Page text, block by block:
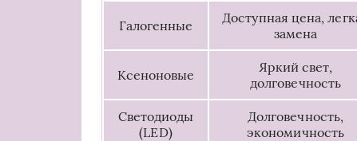
Галогенные
Доступная цена,
замена
Ксеноновые
Яркий свет,
долговечность
Светодиоды
(LED)
Долговечность,
экономичность